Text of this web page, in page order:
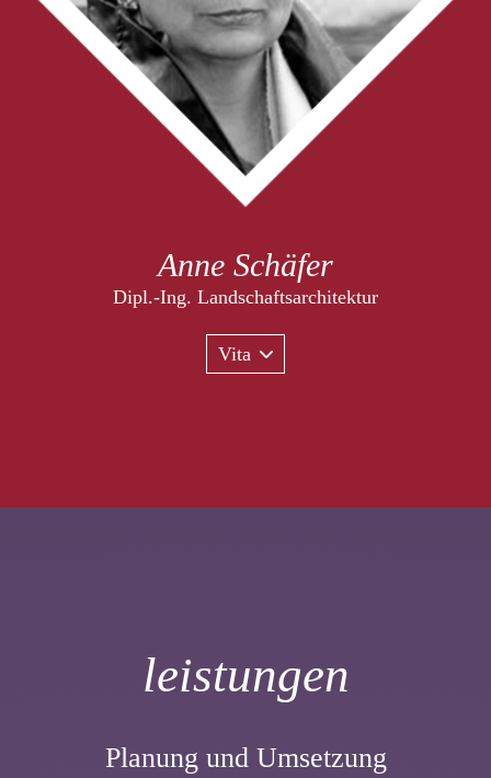
Anne Schäfer
Dipl.-Ing. Landschaftsarchitektur
Vita
leistungen
Planung und Umsetzung